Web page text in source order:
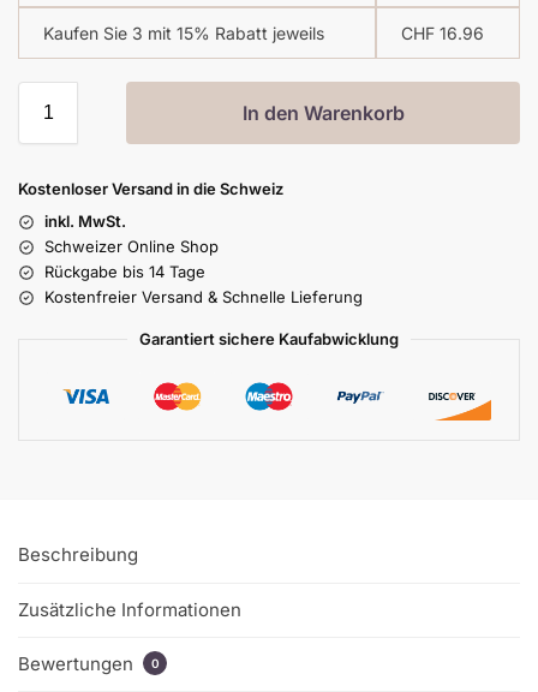
Kaufen Sie 3 mit 15% Rabatt jeweils CHF 16.96
In den Warenkorb
Kostenloser Versand in die Schweiz
inkl. MwSt.
Schweizer Online Shop
Rückgabe bis 14 Tage
Kostenfreier Versand & Schnelle Lieferung
Garantiert sichere Kaufabwicklung
Beschreibung
Zusätzliche Informationen
Bewertungen 0